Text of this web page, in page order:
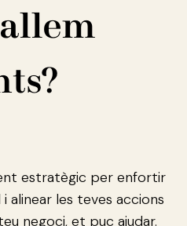
estratègic per enfortir
alinear les teves accions
negoci, et puc ajudar.